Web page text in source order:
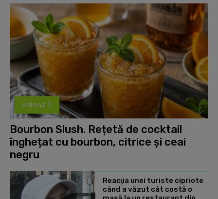
antena 1
Bourbon Slush. Rețetă de cocktail
înghețat cu bourbon, citrice și ceai
negru
Reacţia unei turiste cipriote
când a văzut cât costă o